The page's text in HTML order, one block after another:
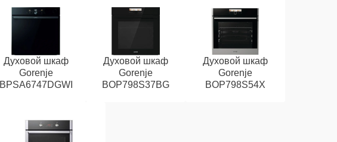
Духовой шкаф
Gorenje
BPSA6747DGWI
Духовой шкаф
Gorenje
BOP798S37BG
Духовой шкаф
Gorenje
BOP798S54X